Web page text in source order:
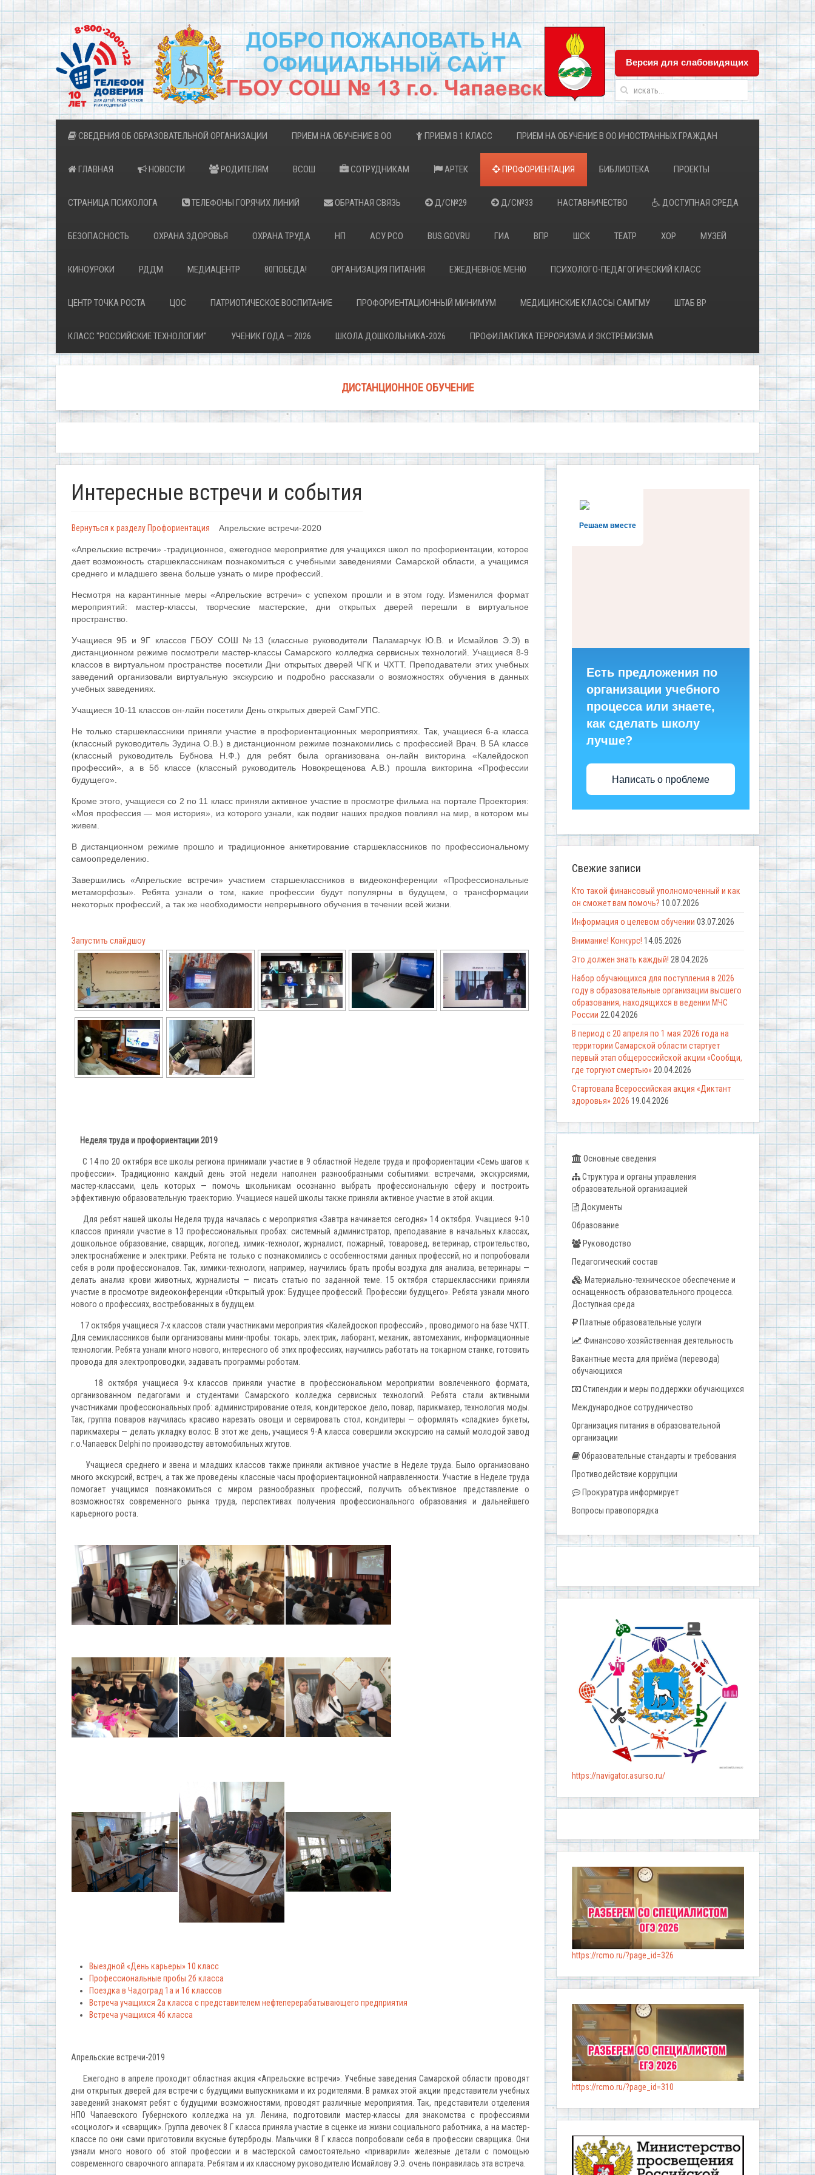
Версия для слабовидящих
СВЕДЕНИЯ ОБ ОБРАЗОВАТЕЛЬНОЙ ОРГАНИЗАЦИИ ПРИЕМ НА ОБУЧЕНИЕ В ОО ПРИЕМ В 1 КЛАСС ПРИЕМ НА ОБУЧЕНИЕ В ОО ИНОСТРАННЫХ ГРАЖДАН
ГЛАВНАЯ НОВОСТИ РОДИТЕЛЯМ ВСОШ СОТРУДНИКАМ АРТЕК ПРОФОРИЕНТАЦИЯ БИБЛИОТЕКА ПРОЕКТЫ
СТРАНИЦА ПСИХОЛОГА ТЕЛЕФОНЫ ГОРЯЧИХ ЛИНИЙ ОБРАТНАЯ СВЯЗЬ Д/С№29 Д/С№33 НАСТАВНИЧЕСТВО ДОСТУПНАЯ СРЕДА
БЕЗОПАСНОСТЬ ОХРАНА ЗДОРОВЬЯ ОХРАНА ТРУДА НП АСУ РСО BUS.GOV.RU ГИА ВПР ШСК ТЕАТР ХОР МУЗЕЙ
КИНОУРОКИ РДДМ МЕДИАЦЕНТР 80ПОБЕДА! ОРГАНИЗАЦИЯ ПИТАНИЯ ЕЖЕДНЕВНОЕ МЕНЮ ПСИХОЛОГО-ПЕДАГОГИЧЕСКИЙ КЛАСС
ЦЕНТР ТОЧКА РОСТА ЦОС ПАТРИОТИЧЕСКОЕ ВОСПИТАНИЕ ПРОФОРИЕНТАЦИОННЫЙ МИНИМУМ МЕДИЦИНСКИЕ КЛАССЫ САМГМУ ШТАБ ВР
КЛАСС "РОССИЙСКИЕ ТЕХНОЛОГИИ" УЧЕНИК ГОДА — 2026 ШКОЛА ДОШКОЛЬНИКА-2026 ПРОФИЛАКТИКА ТЕРРОРИЗМА И ЭКСТРЕМИЗМА
ДИСТАНЦИОННОЕ ОБУЧЕНИЕ
Интересные встречи и события
Вернуться к разделу Профориентация Апрельские встречи-2020
«Апрельские встречи» -традиционное, ежегодное мероприятие для учащихся школ по профориентации, которое
дает возможность старшеклассникам познакомиться с учебными заведениями Самарской области, а учащимся
среднего и младшего звена больше узнать о мире профессий.
Несмотря на карантинные меры «Апрельские встречи» с успехом прошли и в этом году. Изменился формат
мероприятий: мастер-классы, творческие мастерские, дни открытых дверей перешли в виртуальное
пространство.
Учащиеся 9Б и 9Г классов ГБОУ СОШ №13 (классные руководители Паламарчук Ю.В. и Исмайлов Э.Э) в
дистанционном режиме посмотрели мастер-классы Самарского колледжа сервисных технологий. Учащиеся 8-9
классов в виртуальном пространстве посетили Дни открытых дверей ЧГК и ЧХТТ. Преподаватели этих учебных
заведений организовали виртуальную экскурсию и подробно рассказали о возможностях обучения в данных
учебных заведениях.
Учащиеся 10-11 классов он-лайн посетили День открытых дверей СамГУПС.
Не только старшеклассники приняли участие в профориентационных мероприятиях. Так, учащиеся 6-а класса
(классный руководитель Зудина О.В.) в дистанционном режиме познакомились с профессией Врач. В 5А классе
(классный руководитель Бубнова Н.Ф.) для ребят была организована он-лайн викторина «Калейдоскоп
профессий», а в 5б классе (классный руководитель Новокрещенова А.В.) прошла викторина «Профессии
будущего».
Кроме этого, учащиеся со 2 по 11 класс приняли активное участие в просмотре фильма на портале Проектория:
«Моя профессия — моя история», из которого узнали, как подвиг наших предков повлиял на мир, в котором мы
живем.
В дистанционном режиме прошло и традиционное анкетирование старшеклассников по профессиональному
самоопределению.
Завершились «Апрельские встречи» участием старшеклассников в видеоконференции «Профессиональные
метаморфозы». Ребята узнали о том, какие профессии будут популярны в будущем, о трансформации
некоторых профессий, а так же необходимости непрерывного обучения в течении всей жизни.
Запустить слайдшоу
Неделя труда и профориентации 2019
С 14 по 20 октября все школы региона принимали участие в 9 областной Неделе труда и профориентации «Семь шагов к
профессии». Традиционно каждый день этой недели наполнен разнообразными событиями: встречами, экскурсиями,
мастер-классами, цель которых — помочь школьникам осознанно выбрать профессиональную сферу и построить
эффективную образовательную траекторию. Учащиеся нашей школы также приняли активное участие в этой акции.
Для ребят нашей школы Неделя труда началась с мероприятия «Завтра начинается сегодня» 14 октября. Учащиеся 9-10
классов приняли участие в 13 профессиональных пробах: системный администратор, преподавание в начальных классах,
дошкольное образование, сварщик, логопед, химик-технолог, журналист, пожарный, товаровед, ветеринар, строительство,
электроснабжение и электрики. Ребята не только с познакомились с особенностями данных профессий, но и попробовали
себя в роли профессионалов. Так, химики-технологи, например, научились брать пробы воздуха для анализа, ветеринары —
делать анализ крови животных, журналисты — писать статью по заданной теме. 15 октября старшеклассники приняли
участие в просмотре видеоконференции «Открытый урок: Будущее профессий. Профессии будущего». Ребята узнали много
нового о профессиях, востребованных в будущем.
17 октября учащиеся 7-х классов стали участниками мероприятия «Калейдоскоп профессий» , проводимого на базе ЧХТТ.
Для семиклассников были организованы мини-пробы: токарь, электрик, лаборант, механик, автомеханик, информационные
технологии. Ребята узнали много нового, интересного об этих профессиях, научились работать на токарном станке, готовить
провода для электропроводки, задавать программы роботам.
18 октября учащиеся 9-х классов приняли участие в профессиональном мероприятии вовлеченного формата,
организованном педагогами и студентами Самарского колледжа сервисных технологий. Ребята стали активными
участниками профессиональных проб: администрирование отеля, кондитерское дело, повар, парикмахер, технология моды.
Так, группа поваров научилась красиво нарезать овощи и сервировать стол, кондитеры — оформлять «сладкие» букеты,
парикмахеры — делать укладку волос. В этот же день, учащиеся 9-А класса совершили экскурсию на самый молодой завод
г.о.Чапаевск Delphi по производству автомобильных жгутов.
Учащиеся среднего и звена и младших классов также приняли активное участие в Неделе труда. Было организовано
много экскурсий, встреч, а так же проведены классные часы профориентационной направленности. Участие в Неделе труда
помогает учащимся познакомиться с миром разнообразных профессий, получить объективное представление о
возможностях современного рынка труда, перспективах получения профессионального образования и дальнейшего
карьерного роста.
Выездной «День карьеры» 10 класс
Профессиональные пробы 2б класса
Поездка в Чадоград 1а и 1б классов
Встреча учащихся 2а класса с представителем нефтеперерабатывающего предприятия
Встреча учащихся 4б класса
Апрельские встречи-2019
Ежегодно в апреле проходит областная акция «Апрельские встречи». Учебные заведения Самарской области проводят
дни открытых дверей для встречи с будущими выпускниками и их родителями. В рамках этой акции представители учебных
заведений знакомят ребят с будущими возможностями, проводят различные мероприятия. Так, представители отделения
НПО Чапаевского Губернского колледжа на ул. Ленина, подготовили мастер-классы для знакомства с профессиями
«социолог» и «сварщик». Группа девочек 8 Г класса приняла участие в сценке из жизни социального работника, а на мастер-
классе по они сами приготовили вкусные бутерброды. Мальчики 8 Г класса попробовали себя в профессии сварщика. Они
узнали много нового об этой профессии и в мастерской самостоятельно «приварили» железные детали с помощью
современного сварочного аппарата. Ребятам и их классному руководителю Исмайлову Э.Э. очень понравилась эта встреча.
Решаем вместе
Есть предложения по
организации учебного
процесса или знаете,
как сделать школу
лучше?
Написать о проблеме
Свежие записи
Кто такой финансовый уполномоченный и как
он сможет вам помочь? 10.07.2026
Информация о целевом обучении 03.07.2026
Внимание! Конкурс! 14.05.2026
Это должен знать каждый! 28.04.2026
Набор обучающихся для поступления в 2026
году в образовательные организации высшего
образования, находящихся в ведении МЧС
России 22.04.2026
В период с 20 апреля по 1 мая 2026 года на
территории Самарской области стартует
первый этап общероссийской акции «Сообщи,
где торгуют смертью»20.04.2026
Стартовала Всероссийская акция «Диктант
здоровья» 2026 19.04.2026
Основные сведения
Структура и органы управления
образовательной организацией
Документы
Образование
Руководство
Педагогический состав
Материально-техническое обеспечение и
оснащенность образовательного процесса.
Доступная среда
Платные образовательные услуги
Финансово-хозяйственная деятельность
Вакантные места для приёма (перевода)
обучающихся
Стипендии и меры поддержки обучающихся
Международное сотрудничество
Организация питания в образовательной
организации
Образовательные стандарты и требования
Противодействие коррупции
Прокуратура информирует
Вопросы правопорядка
https://navigator.asurso.ru/
https://rcmo.ru/?page_id=326
https://rcmo.ru/?page_id=310